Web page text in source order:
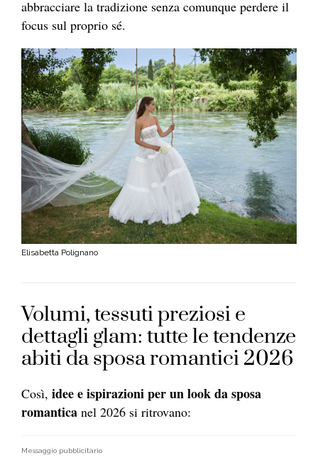
abbracciare la tradizione senza comunque perdere il
focus sul proprio sé.
Elisabetta Polignano
Volumi, tessuti preziosi e
dettagli glam: tutte le tendenze
abiti da sposa romantici 2026
Così, idee e ispirazioni per un look da sposa
romantica nel 2026 si ritrovano:
Messaggio pubblicitario